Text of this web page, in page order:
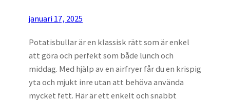
januari 17, 2025
Potatisbullar är en klassisk rätt som är enkel
att göra och perfekt som både lunch och
middag. Med hjälp av en airfryer får du en krispig
yta och mjukt inre utan att behöva använda
mycket fett. Här är ett enkelt och snabbt